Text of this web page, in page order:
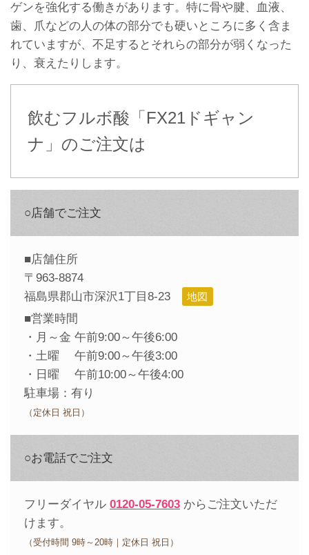
ゲンを強化する働きがあります。特に骨や腱、血液、
歯、爪などの人の体の部分でも硬いところに多く含ま
れていますが、不足するとそれらの部分が弱くなった
り、衰えたりします。
飲むフルボ酸「FX21ドギャン
ナ」のご注文は
○店舗でご注文
■店舗住所
〒963-8874
福島県郡山市深沢1丁目8-23
地図
■営業時間
・月～金 午前9:00～午後6:00
・土曜 午前9:00～午後3:00
・日曜 午前10:00～午後4:00
駐車場：有り
（定休日 祝日）
○お電話でご注文
フリーダイヤル 0120-05-7603 からご注文いただ
けます。
（受付時間 9時～20時｜定休日 祝日）